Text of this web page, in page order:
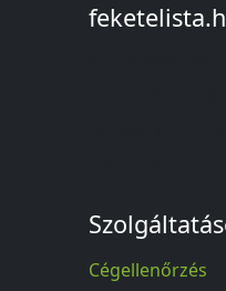
Cégellenőrzés